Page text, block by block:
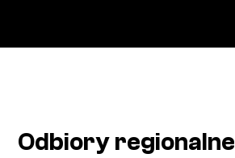
Odbiory regionalne